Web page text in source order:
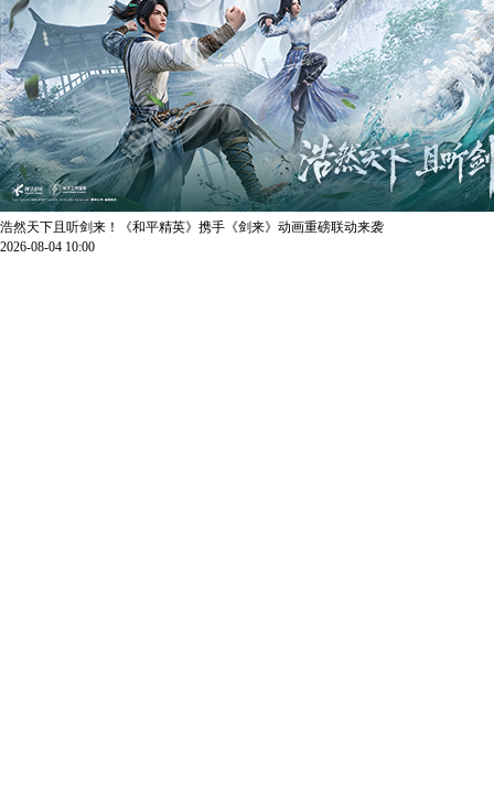
浩然天下且听剑来！《和平精英》携手《剑来》动画重磅联动来袭
2026-08-04 10:00